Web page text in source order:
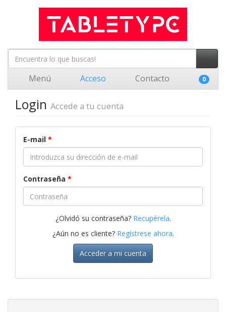
Menú Acceso Contacto 0
Login Accede a tu cuenta
E-mail *
Contraseña *
¿Olvidó su contraseña? Recupérela.
¿Aún no es cliente? Regístrese ahora.
Acceder a mi cuenta